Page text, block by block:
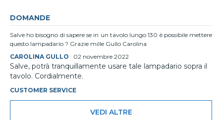
DOMANDE
Salve ho bisogno di sapere se in un tavolo lungo 130 è possibile mettere
questo lampadario ? Grazie mille Gullo Carolina
CAROLINA GULLO · 02 novembre 2022
Salve, potrà tranquillamente usare tale lampadario sopra il
tavolo. Cordialmente.
CUSTOMER SERVICE
VEDI ALTRE